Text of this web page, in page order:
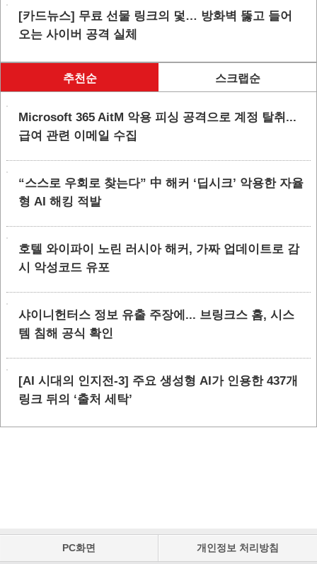
[카드뉴스] 무료 선물 링크의 덫… 방화벽 뚫고 들어
오는 사이버 공격 실체
추천순 스크랩순
Microsoft 365 AitM 악용 피싱 공격으로 계정 탈취...
급여 관련 이메일 수집
“스스로 우회로 찾는다” 中 해커 ‘딥시크’ 악용한 자율
형 AI 해킹 적발
호텔 와이파이 노린 러시아 해커, 가짜 업데이트로 감
시 악성코드 유포
샤이니헌터스 정보 유출 주장에... 브링크스 홈, 시스
템 침해 공식 확인
[AI 시대의 인지전-3] 주요 생성형 AI가 인용한 437개
링크 뒤의 ‘출처 세탁’
PC화면 개인정보 처리방침